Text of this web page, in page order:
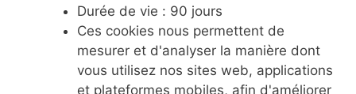
Durée de vie : 90 jours
Ces cookies nous permettent de
mesurer et d'analyser la manière dont
vous utilisez nos sites web, applications
et plateformes mobiles, afin d'améliorer